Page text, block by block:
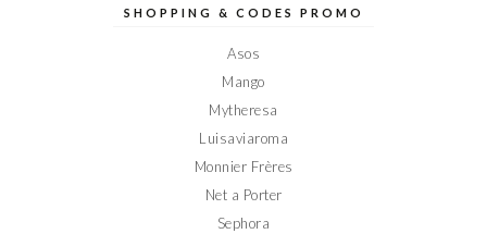
sursur sur sur sur
SHOPPING & CODES PROMO
Asos
Mango
Mytheresa
Luisaviaroma
Monnier Frères
Net a Porter
Sephora